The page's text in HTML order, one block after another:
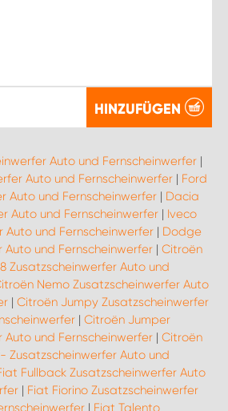
HINZUFÜGEN
Auto und Fernscheinwerfer |
Auto und Fernscheinwerfer | Ford
Auto und Fernscheinwerfer| Dacia
Auto und Fernscheinwerfer | Iveco
Auto und Fernscheinwerfer | Dodge
Auto und Fernscheinwerfer | Citroën
Zusatzscheinwerfer Auto und
Nemo Zusatzscheinwerfer Auto
| Citroën Jumpy Zusatzscheinwerfer
| Citroën Jumper
Auto und Fernscheinwerfer | Citroën
Zusatzscheinwerfer Auto und
Fullback Zusatzscheinwerfer Auto
| Fiat Fiorino Zusatzscheinwerfer
| Fiat Talento